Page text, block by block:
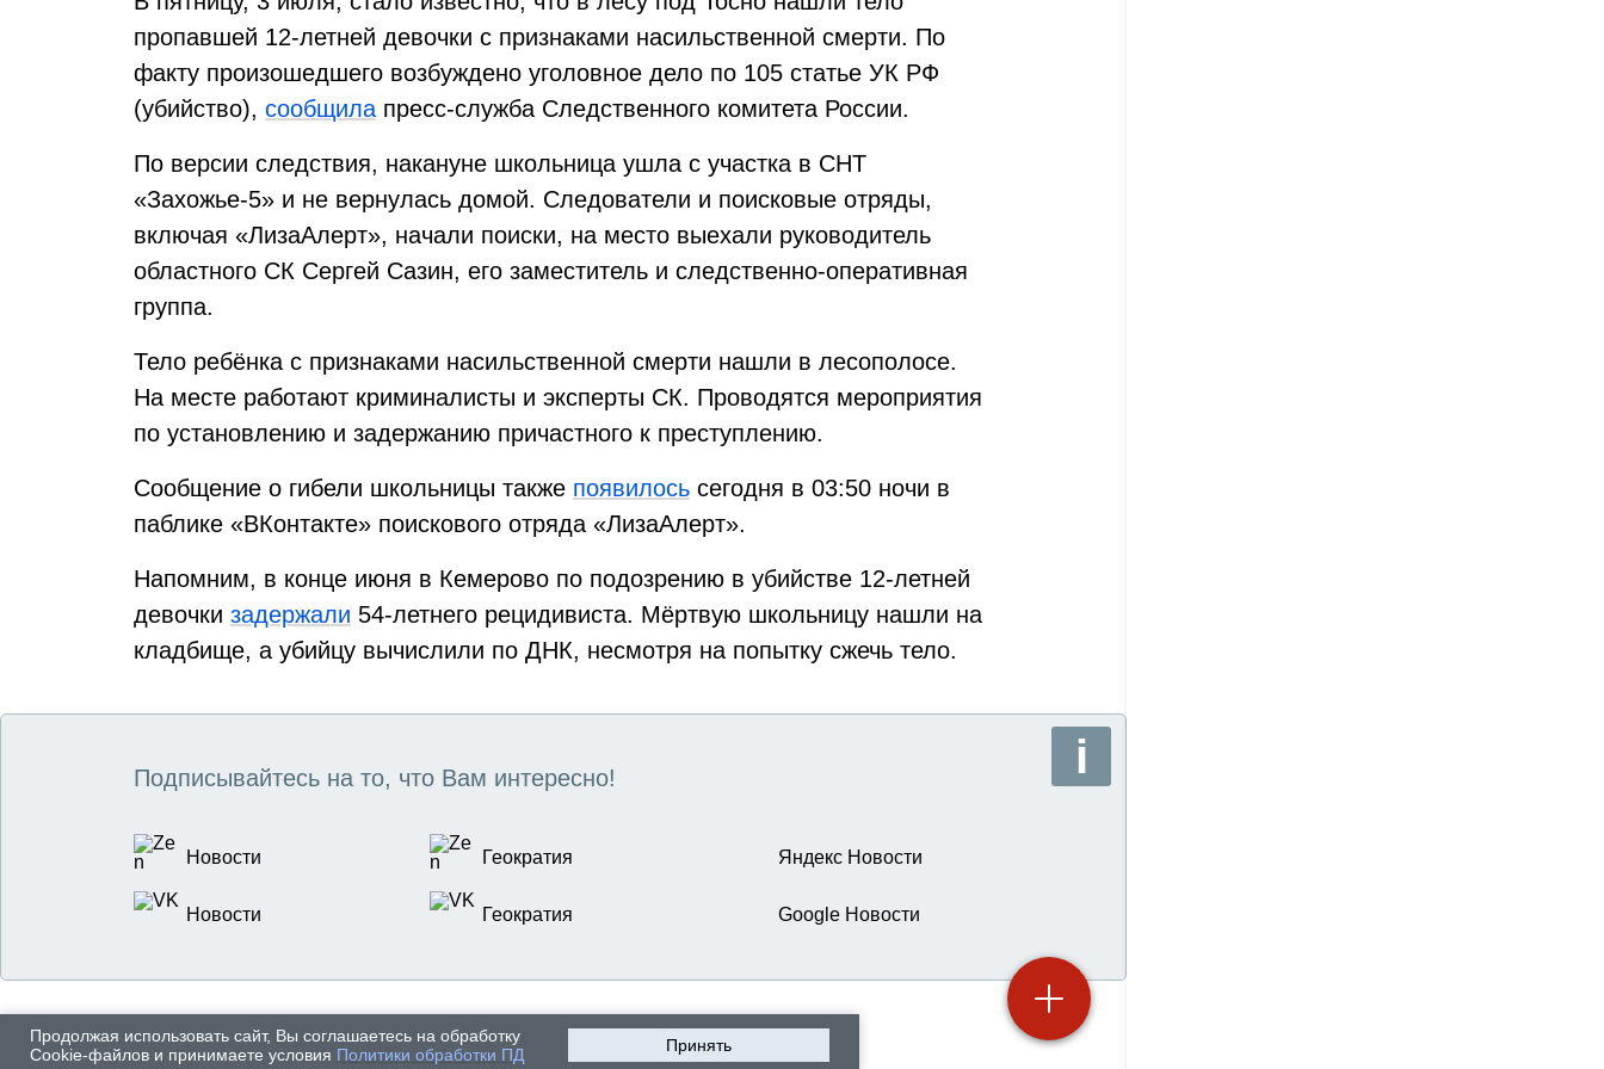
пропавшей 12-летней девочки с признаками насильственной смерти. По
факту произошедшего возбуждено уголовное дело по 105 статье УК РФ
(убийство), сообщила пресс-служба Следственного комитета России.
По версии следствия, накануне школьница ушла с участка в СНТ
«Захожье-5» и не вернулась домой. Следователи и поисковые отряды,
включая «ЛизаАлерт», начали поиски, на место выехали руководитель
областного СК Сергей Сазин, его заместитель и следственно-оперативная
группа.
Тело ребёнка с признаками насильственной смерти нашли в лесополосе.
На месте работают криминалисты и эксперты СК. Проводятся мероприятия
по установлению и задержанию причастного к преступлению.
Сообщение о гибели школьницы также появилось сегодня в 03:50 ночи в
паблике «ВКонтакте» поискового отряда «ЛизаАлерт».
Напомним, в конце июня в Кемерово по подозрению в убийстве 12-летней
девочки задержали 54-летнего рецидивиста. Мёртвую школьницу нашли на
кладбище, а убийцу вычислили по ДНК, несмотря на попытку сжечь тело.
Подписывайтесь на то, что Вам интересно!
Новости Геократия Яндекс Новости
Новости Геократия Google Новости
Продолжая использовать сайт, Вы соглашаетесь на обработку
Cookie-файлов и принимаете условия Политики обработки ПД Принять